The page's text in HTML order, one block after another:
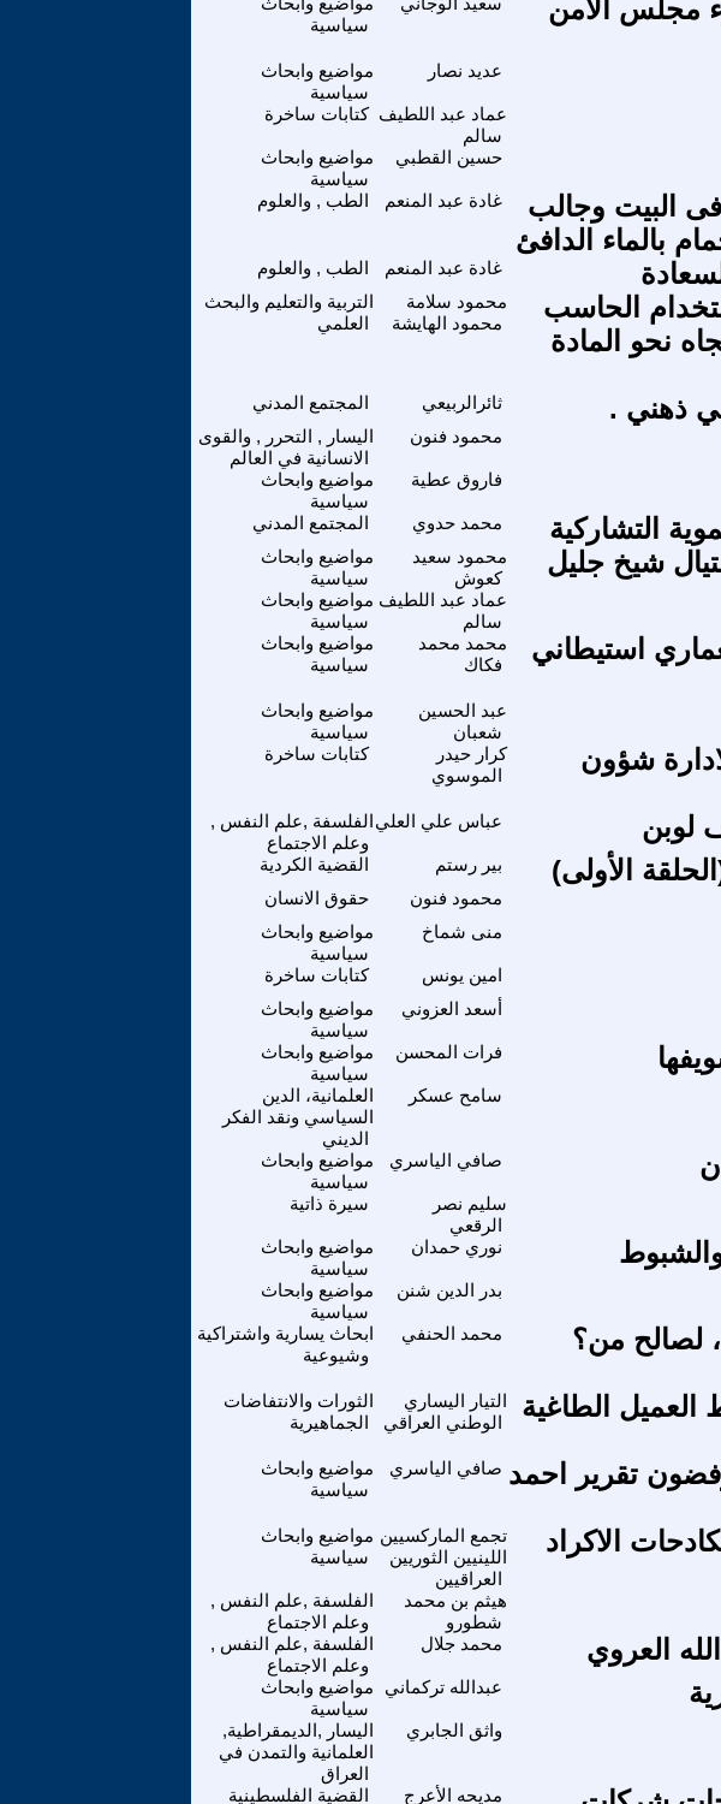
سياسية
مجلس الامن
مواضيع وابحاث
سياسية
عديد نصار
كتابات ساخرة عماد عبد اللطيف
سالم
مواضيع وابحاث
سياسية
حسين القطبي
الطب , والعلوم غادة عبد المنعم
البيت وجالب
بالماء الدافئ
الطب , والعلوم غادة عبد المنعم
التربية والتعليم والبحث
العلمي
محمود سلامة
محمود الهايشة
الحاسب
نحو المادة
المجتمع المدني ثائرالربيعي ذهني .
اليسار , التحرر , والقوى
الانسانية في العالم
محمود فنون
مواضيع وابحاث
سياسية
فاروق عطية
المجتمع المدني محمد حدوي التشاركية
مواضيع وابحاث
سياسية
محمود سعيد
كعوش
مواضيع وابحاث
سياسية
عماد عبد اللطيف
سالم
مواضيع وابحاث
سياسية
محمد محمد
فكاك
استيطاني
مواضيع وابحاث
سياسية
عبد الحسين
شعبان
كتابات ساخرة
كرار حيدر
الموسوي
شؤون
الفلسفة ,علم النفس ,
وعلم الاجتماع
عباس علي العلي لوبن
القضية الكردية بير رستم الأولى)
حقوق الانسان
محمود فنون
مواضيع وابحاث
سياسية
منى شماخ
كتابات ساخرة امين يونس
مواضيع وابحاث
سياسية
أسعد العزوني
مواضيع وابحاث
سياسية
فرات المحسن
العلمانية، الدين
السياسي ونقد الفكر
الديني
سامح عسكر
مواضيع وابحاث
سياسية
صافي الياسري
سيرة ذاتية
سليم نصر
الرقعي
مواضيع وابحاث
سياسية
نوري حمدان
مواضيع وابحاث
سياسية
بدر الدين شنن
ابحاث يسارية واشتراكية
وشيوعية
محمد الحنفي
لصالح من؟
الثورات والانتفاضات
الجماهيرية
التيار اليساري
الوطني العراقي
الطاغية
مواضيع وابحاث
سياسية
صافي الياسري تقرير احمد
مواضيع وابحاث
سياسية
تجمع الماركسيين
اللينيين الثوريين
العراقيين
الاكراد
الفلسفة ,علم النفس ,
وعلم الاجتماع
هيثم بن محمد
شطورو
الفلسفة ,علم النفس ,
وعلم الاجتماع
محمد جلال العروي
مواضيع وابحاث
سياسية
عبدالله تركماني
اليسار ,الديمقراطية,
العلمانية والتمدن في
العراق
واثق الجابري
القضية الفلسطينية مديحه الأعرج